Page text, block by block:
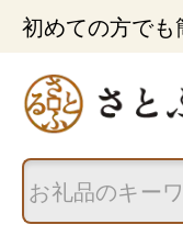
初めての方でも